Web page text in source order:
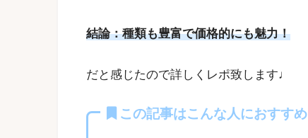
結論：種類も豊富で価格的にも魅力！
だと感じたので詳しくレポ致します♩
この記事はこんな人におすすめ